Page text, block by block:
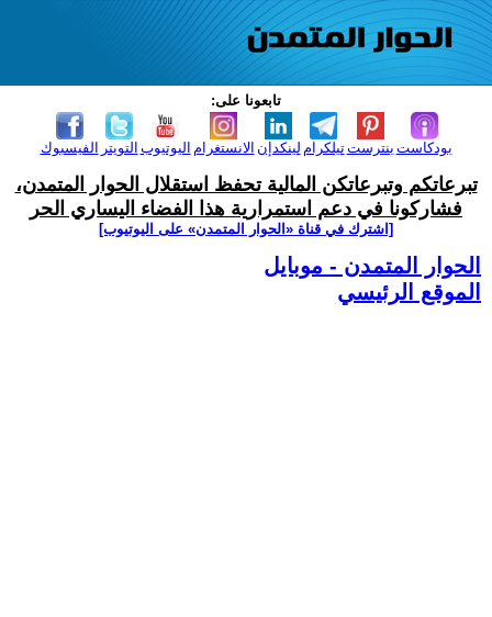
تابعونا على:
الفيسبوك التويتر اليوتيوب الانستغرام لينكدإن تيلكرامبنترست بودكاست
تبرعاتكم وتبرعاتكن المالية تحفظ استقلال الحوار المتمدن،
فشاركونا في دعم استمرارية هذا الفضاء اليساري الحر
[اشترك في قناة ‫«الحوار المتمدن» على اليوتيوب]
الحوار المتمدن - موبايل
الموقع الرئيسي